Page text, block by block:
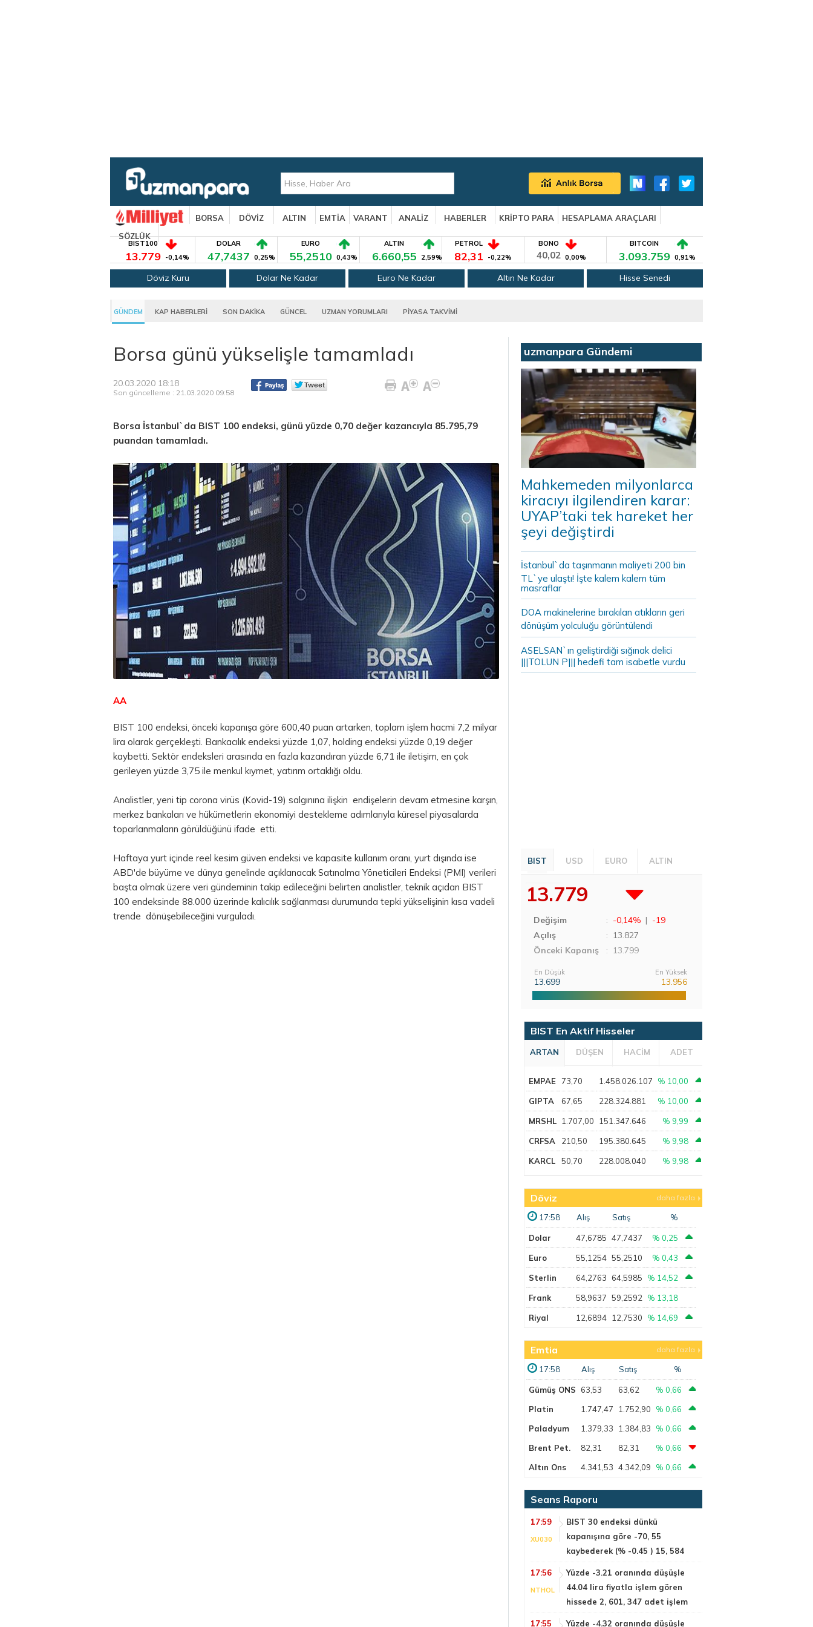
BORSA DÖVİZ ALTIN EMTİA VARANT ANALİZ HABERLER KRİPTO PARA
HESAPLAMA ARAÇLARI
SÖZLÜK
BIST100
13.779 -0,14%
DOLAR
47,7437 0,25%
EURO
55,2510 0,43%
ALTIN
6.660,55 2,59%
PETROL
82,31 -0,22%
BONO
40,02 0,00%
BITCOIN
3.093.759 0,91%
Döviz Kuru Dolar Ne Kadar Euro Ne Kadar Altın Ne Kadar Hisse Senedi
GÜNDEM KAP HABERLERİ SON DAKİKA GÜNCEL UZMAN YORUMLARI PİYASA TAKVİMİ
Borsa günü yükselişle tamamladı
20.03.2020 18:18
Son güncelleme : 21.03.2020 09:58
Borsa İstanbul`da BIST 100 endeksi, günü yüzde 0,70 değer kazancıyla 85.795,79
puandan tamamladı.
AA
BIST 100 endeksi, önceki kapanışa göre 600,40 puan artarken, toplam işlem hacmi 7,2 milyar
lira olarak gerçekleşti. Bankacılık endeksi yüzde 1,07, holding endeksi yüzde 0,19 değer
kaybetti. Sektör endeksleri arasında en fazla kazandıran yüzde 6,71 ile iletişim, en çok
gerileyen yüzde 3,75 ile menkul kıymet, yatırım ortaklığı oldu.
Analistler, yeni tip corona virüs (Kovid-19) salgınına ilişkin endişelerin devam etmesine karşın,
merkez bankaları ve hükümetlerin ekonomiyi destekleme adımlarıyla küresel piyasalarda
toparlanmaların görüldüğünü ifade etti.
Haftaya yurt içinde reel kesim güven endeksi ve kapasite kullanım oranı, yurt dışında ise
ABD'de büyüme ve dünya genelinde açıklanacak Satınalma Yöneticileri Endeksi (PMI) verileri
başta olmak üzere veri gündeminin takip edileceğini belirten analistler, teknik açıdan BIST
100 endeksinde 88.000 üzerinde kalıcılık sağlanması durumunda tepki yükselişinin kısa vadeli
trende dönüşebileceğini vurguladı.
uzmanpara Gündemi
Mahkemeden milyonlarca
kiracıyı ilgilendiren karar:
UYAP’taki tek hareket her
şeyi değiştirdi
İstanbul`da taşınmanın maliyeti 200 bin
TL`ye ulaştı! İşte kalem kalem tüm
masraflar
DOA makinelerine bırakılan atıkların geri
dönüşüm yolculuğu görüntülendi
ASELSAN`ın geliştirdiği sığınak delici
|||TOLUN P||| hedefi tam isabetle vurdu
BIST USD EURO ALTIN
13.779
Değişim : -0,14% | -19
Açılış
: 13.827
Önceki Kapanış
: 13.799
En Düşük
13.699
En Yüksek
13.956
BIST En Aktif Hisseler
ARTAN DÜŞEN HACİM ADET
EMPAE 73,70 1.458.026.107 % 10,00
GIPTA 67,65 228.324.881 % 10,00
MRSHL 1.707,00 151.347.646 % 9,99
CRFSA 210,50 195.380.645 % 9,98
KARCL 50,70 228.008.040 % 9,98
Döviz daha fazla
17:58 Alış Satış %
Dolar 47,6785 47,7437 % 0,25
Euro 55,1254 55,2510 % 0,43
Sterlin 64,2763 64,5985 % 14,52
Frank 58,9637 59,2592 % 13,18
Riyal 12,6894 12,7530 % 14,69
Emtia daha fazla
17:58 Alış Satış %
Gümüş ONS 63,53 63,62
% 0,66
Platin
1.747,47 1.752,90
% 0,66
Paladyum
1.379,33 1.384,83
% 0,66
Brent Pet.
82,31 82,31
% 0,66
Altın Ons
4.341,53 4.342,09 % 0,66
Seans Raporu
17:59
XU030
BIST 30 endeksi dünkü
kapanışına göre -70, 55
kaybederek (% -0.45 ) 15, 584
17:56
NTHOL
Yüzde -3.21 oranında düşüşle
44.04 lira fiyatla işlem gören
hissede 2, 601, 347 adet işlem
17:55
Yüzde -4.32 oranında düşüşle